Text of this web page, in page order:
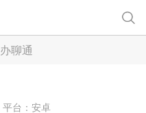
办聊通
平台：安卓